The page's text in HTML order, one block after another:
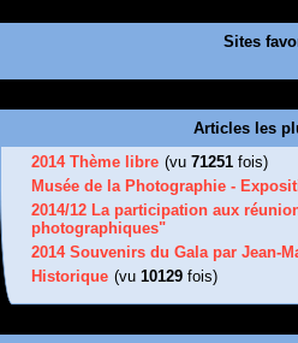
Sites
Articles les
2014 Thème libre (vu 71251 fois)
Musée de la Photographie -
2014/12 La participation aux
photographiques"
2014 Souvenirs du Gala par Jean-
Historique (vu 10129 fois)